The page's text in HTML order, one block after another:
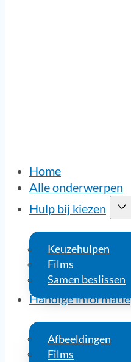
Home
Alle onderwerpen
Hulp bij kiezen
Keuzehulpen
Films
Samen beslissen
Handige informatie
Afbeeldingen
Films